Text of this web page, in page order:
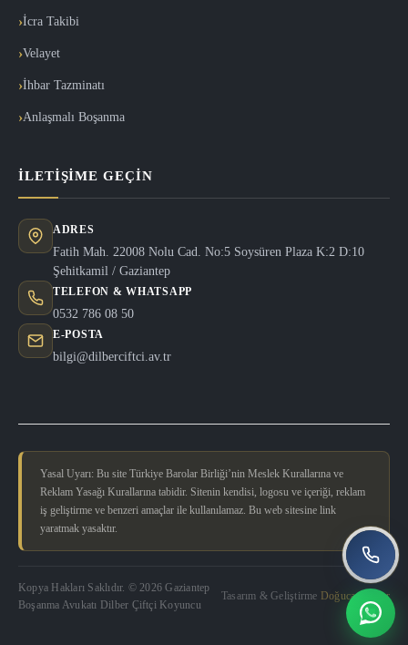
İcra Takibi
Velayet
İhbar Tazminatı
Anlaşmalı Boşanma
İLETIŞIME GEÇIN
ADRES
Fatih Mah. 22008 Nolu Cad. No:5 Soysüren Plaza K:2 D:10
Şehitkamil / Gaziantep
TELEFON & WHATSAPP
0532 786 08 50
E-POSTA
bilgi@dilberciftci.av.tr
Yasal Uyarı: Bu site Türkiye Barolar Birliği’nin Meslek Kurallarına ve
Reklam Yasağı Kurallarına tabidir. Sitenin kendisi, logosu ve içeriği, reklam
iş geliştirme ve benzeri amaçlar ile kullanılamaz. Bu web sitesine link
yaratmak yasaktır.
Kopya Hakları Saklıdır. © 2026 Gaziantep
Boşanma Avukatı Dilber Çiftçi Koyuncu
Tasarım & Geliştirme Doğucan Güler